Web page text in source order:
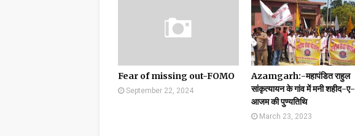
Fear of missing out-FOMO
September 22, 2024
Azamgarh:-महापंडित राहुल
सांकृत्यायन के गांव में मनी शहीद-ए-
आजम की पुण्यतिथि
March 23, 2023